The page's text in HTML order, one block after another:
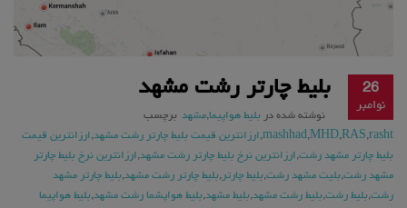
26
نوامبر
بلیط چارتر رشت مشهد
نوشته شده در بلیط هواپیما,مشهد برچسب
mashhad,MHD,RAS,rasht
,ارزانترین قیمت بلیط چارتر رشت مشهد,ارزانترین قیمت
بلیط چارتر مشهد رشت,ارزانترین نرخ بلیط چارتر رشت مشهد,ارزانترین نرخ بلیط چارتر
مشهد رشت,بلیت مشهد رشت,بلیط چارتر ,بلیط چارتر رشت مشهد,بلیط چارتر مشهد
رشت,بلیط رشت,بلیط رشت مشهد,بلیط مشهد,بلیط هواپشما رشت مشهد,بلیط هواپیما